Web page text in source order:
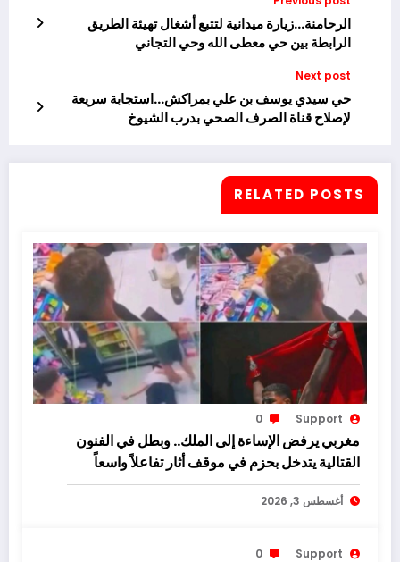
الرحامنة…زيارة ميدانية لتتبع أشغال تهيئة الطريق
الرابطة بين حي معطى الله وحي التجاني
Next post
حي سيدي يوسف بن علي بمراكش…استجابة سريعة
لإصلاح قناة الصرف الصحي بدرب الشيوخ
RELATED POSTS
Support
0
مغربي يرفض الإساءة إلى الملك.. وبطل في الفنون
القتالية يتدخل بحزم في موقف أثار تفاعلاً واسعاً
أغسطس 3, 2026
Support
0